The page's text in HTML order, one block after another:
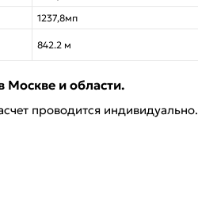
1237,8мп
842.2 м
Москве и области.
проводится индивидуально.